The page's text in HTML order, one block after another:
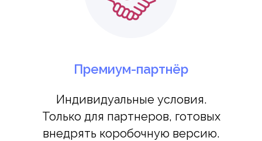
Премиум-партнёр
Индивидуальные условия.
Только для партнеров, готовых
внедрять коробочную версию.